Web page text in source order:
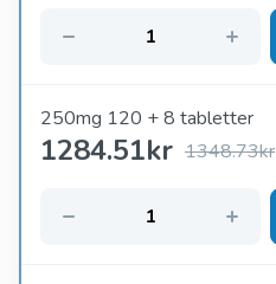
250mg 120 + 8 tabletter
1284.51kr 1348.73kr